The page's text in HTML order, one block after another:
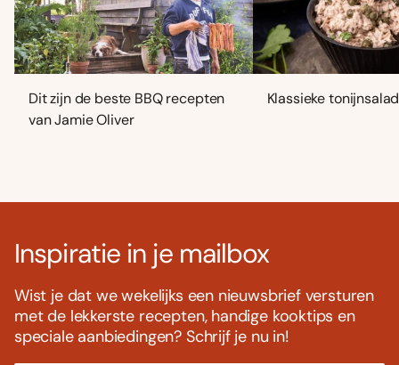
Dit zijn de beste BBQ recepten
van Jamie Oliver
Klassieke
Inspiratie in je mailbox
Wist je dat we wekelijks een nieuwsbrief versturen
met de lekkerste recepten, handige kooktips en
speciale aanbiedingen? Schrijf je nu in!